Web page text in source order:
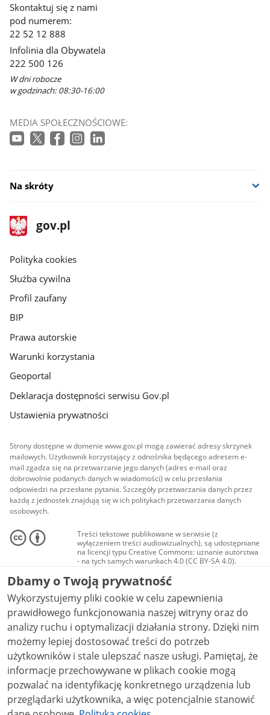
Skontaktuj się z nami
pod numerem:
22 52 12 888
Infolinia dla Obywatela
222 500 126
W dni robocze
w godzinach: 08:30-16:00
MEDIA SPOŁECZNOŚCIOWE:
Na skróty
stopka
gov.pl
Strona
gov.pl
gov.pl
Polityka cookies
Służba cywilna
Profil zaufany
BIP
Prawa autorskie
Warunki korzystania
Geoportal
Deklaracja dostępności serwisu Gov.pl
Ustawienia prywatności
Strony dostępne w domenie www.gov.pl mogą zawierać adresy skrzynek
mailowych. Użytkownik korzystający z odnośnika będącego adresem e-
mail zgadza się na przetwarzanie jego danych (adres e-mail oraz
dobrowolnie podanych danych w wiadomości) w celu przesłania
odpowiedzi na przesłane pytania. Szczegóły przetwarzania danych przez
każdą z jednostek znajdują się w ich politykach przetwarzania danych
osobowych.
Treści tekstowe publikowane w serwisie (z
wyłączeniem treści audiowizualnych), są udostępniane
na licencji typu Creative Commons: uznanie autorstwa
- na tych samych warunkach 4.0 (CC BY-SA 4.0).
Materiały audiowizualne, w tym zdjęcia, materiały
audio i wideo, są udostępniane na licencji typu
Creative Commons: uznanie autorstwa użycie
niekomercyjne - bez utworów zależnych 4.0 (CC BY-
NC-ND 4.0), o ile nie jest to stwierdzone inaczej.
Dbamy o Twoją prywatność
Wykorzystujemy pliki cookie w celu zapewnienia
prawidłowego funkcjonowania naszej witryny oraz do
analizy ruchu i optymalizacji działania strony. Dzięki nim
możemy lepiej dostosować treści do potrzeb
użytkowników i stale ulepszać nasze usługi. Pamiętaj, że
informacje przechowywane w plikach cookie mogą
pozwalać na identyfikację konkretnego urządzenia lub
przeglądarki użytkownika, a więc potencjalnie stanowić